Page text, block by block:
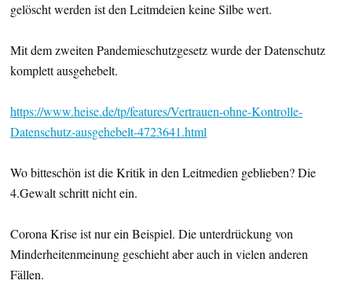
gelöscht werden ist den Leitmdeien keine Silbe wert.
Mit dem zweiten Pandemieschutzgesetz wurde der Datenschutz
komplett ausgehebelt.
https://www.heise.de/tp/features/Vertrauen-ohne-Kontrolle-
Datenschutz-ausgehebelt-4723641.html
Wo bitteschön ist die Kritik in den Leitmedien geblieben? Die
4.Gewalt schritt nicht ein.
Corona Krise ist nur ein Beispiel. Die unterdrückung von
Minderheitenmeinung geschieht aber auch in vielen anderen
Fällen.